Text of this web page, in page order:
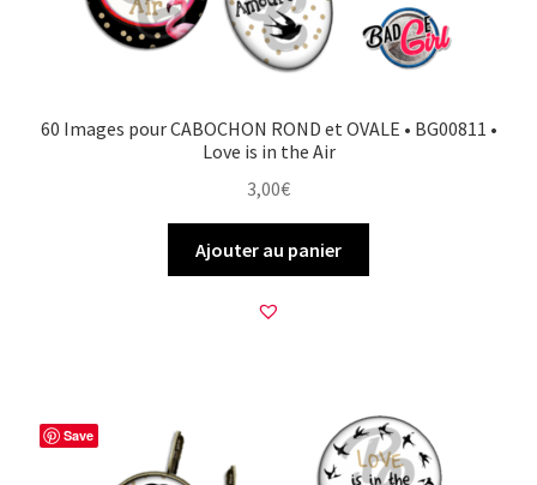
60 Images pour CABOCHON ROND et OVALE • BG00811 •
Love is in the Air
3,00€
Ajouter au panier
Save